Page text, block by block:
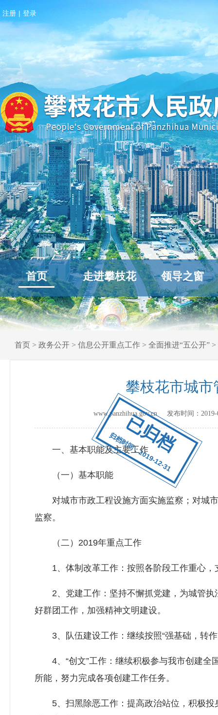
已归档
归档时间：2019-12-31
注册 | 登录
首页 走进攀枝花 领导之窗
首页 > 政务公开 > 信息公开重点工作 > 全面推进“五公开” >
攀枝花市城市
www.panzhihua.gov.cn 发布时间：
一、基本职能及主要工作
（一）基本职能
对城市市政工程设施方面实施监察；对城市
监察。
（二）2019年重点工作
1、体制改革工作：按照各阶段工作重心，
2、党建工作：坚持不懈抓党建，为城管执
好群团工作，加强精神文明建设。
3、队伍建设工作：继续按照“强基础，转作
4、“创文”工作：继续积极参与我市创建全
所能，努力完成各项创建工作任务。
5、扫黑除恶工作：提高政治站位，积极投